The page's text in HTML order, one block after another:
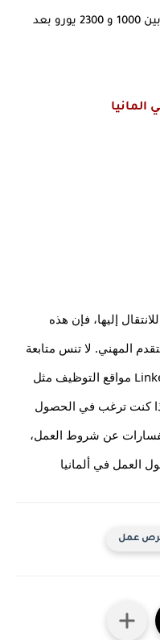
مواقع التوظيف مثل LinkedIn وStepstone للاطلاع على أحدث
عمل